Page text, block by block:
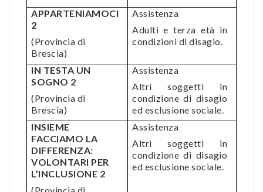
APPARTENIAMOCI
2
(Provincia di
Brescia)
Assistenza
Adulti e terza età in
condizioni di disagio.
IN TESTA UN
SOGNO 2
(Provincia di
Brescia)
Assistenza
Altri soggetti in
condizione di disagio
ed esclusione sociale.
INSIEME
FACCIAMO LA
DIFFERENZA:
VOLONTARI PER
L’INCLUSIONE 2
Assistenza
Altri soggetti in
condizione di disagio
ed esclusione sociale.